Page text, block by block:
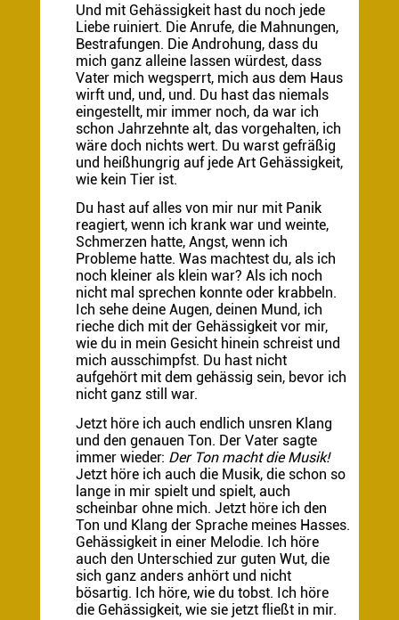
Und mit Gehässigkeit hast du noch jede
Liebe ruiniert. Die Anrufe, die Mahnungen,
Bestrafungen. Die Androhung, dass du
mich ganz alleine lassen würdest, dass
Vater mich wegsperrt, mich aus dem Haus
wirft und, und, und. Du hast das niemals
eingestellt, mir immer noch, da war ich
schon Jahrzehnte alt, das vorgehalten, ich
wäre doch nichts wert. Du warst gefräßig
und heißhungrig auf jede Art Gehässigkeit,
wie kein Tier ist.
Du hast auf alles von mir nur mit Panik
reagiert, wenn ich krank war und weinte,
Schmerzen hatte, Angst, wenn ich
Probleme hatte. Was machtest du, als ich
noch kleiner als klein war? Als ich noch
nicht mal sprechen konnte oder krabbeln.
Ich sehe deine Augen, deinen Mund, ich
rieche dich mit der Gehässigkeit vor mir,
wie du in mein Gesicht hinein schreist und
mich ausschimpfst. Du hast nicht
aufgehört mit dem gehässig sein, bevor ich
nicht ganz still war.
Jetzt höre ich auch endlich unsren Klang
und den genauen Ton. Der Vater sagte
immer wieder: Der Ton macht die Musik!
Jetzt höre ich auch die Musik, die schon so
lange in mir spielt und spielt, auch
scheinbar ohne mich. Jetzt höre ich den
Ton und Klang der Sprache meines Hasses.
Gehässigkeit in einer Melodie. Ich höre
auch den Unterschied zur guten Wut, die
sich ganz anders anhört und nicht
bösartig. Ich höre, wie du tobst. Ich höre
die Gehässigkeit, wie sie jetzt fließt in mir.